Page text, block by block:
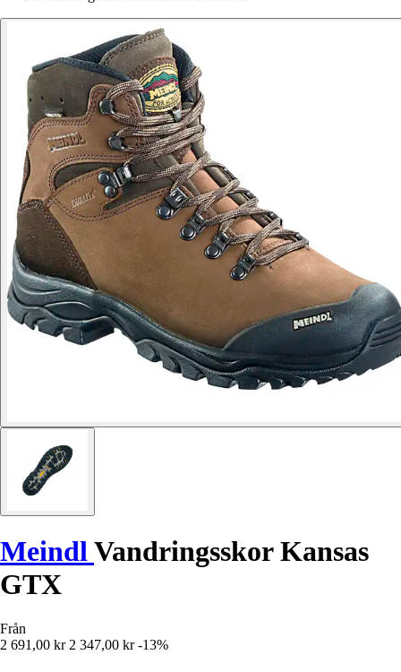
MeindlVandringsskor Kansas
GTX
Från
2 691,00 kr 2 347,00 kr -13%